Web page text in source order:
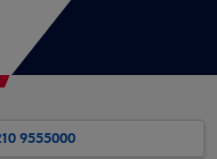
9555000